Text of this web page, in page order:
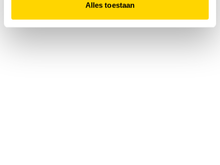
Alles toestaan